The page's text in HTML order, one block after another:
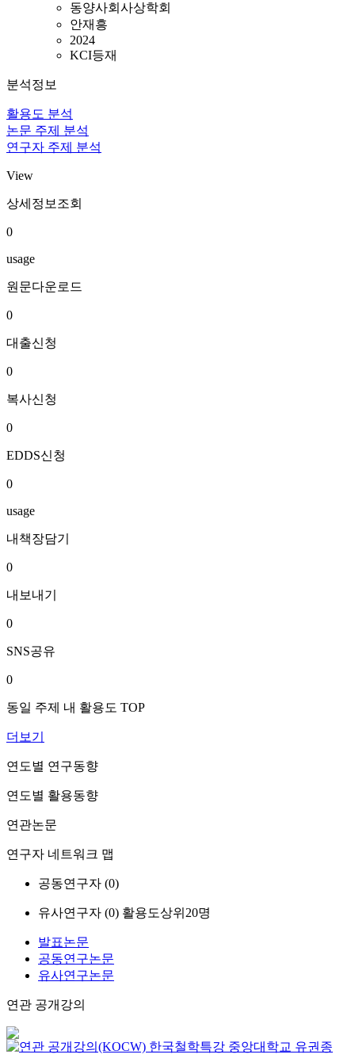
동양사회사상학회
안재흥
2024
KCI등재
분석정보
활용도 분석
논문 주제 분석
연구자 주제 분석
View
상세정보조회
0
usage
원문다운로드
0
대출신청
0
복사신청
0
EDDS신청
0
usage
내책장담기
0
내보내기
0
SNS공유
0
동일 주제 내 활용도 TOP
더보기
연도별 연구동향
연도별 활용동향
연관논문
연구자 네트워크 맵
공동연구자 (0)
유사연구자 (0) 활용도상위20명
발표논문
공동연구논문
유사연구논문
연관 공개강의
한국철학특강 중앙대학교 유권종